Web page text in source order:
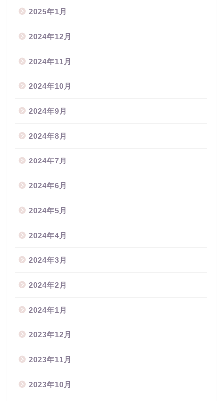
2025年1月
2024年12月
2024年11月
2024年10月
2024年9月
2024年8月
2024年7月
2024年6月
2024年5月
2024年4月
2024年3月
2024年2月
2024年1月
2023年12月
2023年11月
2023年10月